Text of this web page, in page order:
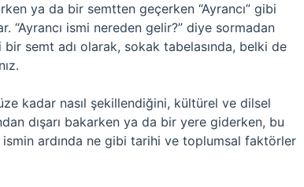
ya da bir semtten geçerken “Ayrancı” gibi
“Ayrancı ismi nereden gelir?” diye sormadan
semt adı olarak, sokak tabelasında, belki de
kadar nasıl şekillendiğini, kültürel ve dilsel
dışarı bakarken ya da bir yere giderken, bu
ismin ardında ne gibi tarihi ve toplumsal faktörler